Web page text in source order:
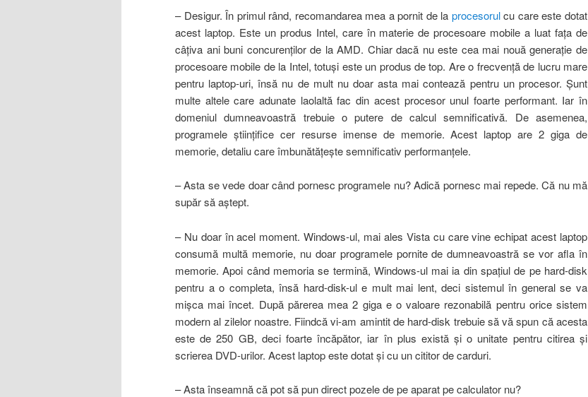
– Desigur. În primul rând, recomandarea mea a pornit de la procesorulcu care este dotat
acest laptop. Este un produs Intel, care în materie de procesoare mobile a luat faţa de
câţiva ani buni concurenţilor de la AMD. Chiar dacă nu este cea mai nouă generaţie de
procesoare mobile de la Intel, totuşi este un produs de top. Are o frecvenţă de lucru mare
pentru laptop-uri, însă nu de mult nu doar asta mai contează pentru un procesor. Şunt
multe altele care adunate laolaltă fac din acest procesor unul foarte performant. Iar în
domeniul dumneavoastră trebuie o putere de calcul semnificativă. De asemenea,
programele ştiinţifice cer resurse imense de memorie. Acest laptop are 2 giga de
memorie, detaliu care îmbunătăţeşte semnificativ performanţele.
– Asta se vede doar când pornesc programele nu? Adică pornesc mai repede. Că nu mă
supăr să aştept.
– Nu doar în acel moment. Windows-ul, mai ales Vista cu care vine echipat acest laptop
consumă multă memorie, nu doar programele pornite de dumneavoastră se vor afla în
memorie. Apoi când memoria se termină, Windows-ul mai ia din spaţiul de pe hard-disk
pentru a o completa, însă hard-disk-ul e mult mai lent, deci sistemul în general se va
mişca mai încet. După părerea mea 2 giga e o valoare rezonabilă pentru orice sistem
modern al zilelor noastre. Fiindcă vi-am amintit de hard-disk trebuie să vă spun că acesta
este de 250 GB, deci foarte încăpător, iar în plus există şi o unitate pentru citirea şi
scrierea DVD-urilor. Acest laptop este dotat şi cu un cititor de carduri.
– Asta înseamnă că pot să pun direct pozele de pe aparat pe calculator nu?